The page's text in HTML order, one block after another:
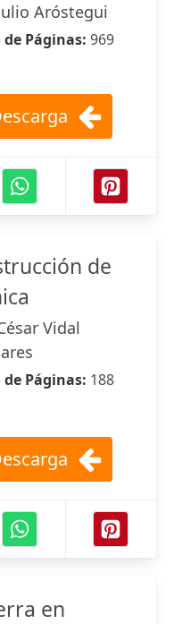
Aróstegui
Páginas: 969
de
Vidal
Páginas: 188
en